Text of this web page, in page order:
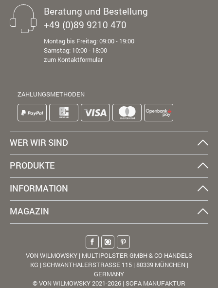
Beratung und Bestellung
+49 (0)89 9210 470
Montag bis Freitag: 09:00 - 19:00
Samstag: 10:00 - 18:00
zum Kontaktformular
ZAHLUNGSMETHODEN
WER WIR SIND
PRODUKTE
INFORMATION
MAGAZIN
VON WILMOWSKY | MULTIPOLSTER GMBH & CO HANDELS
KG | SCHWANTHALERSTRASSE 115 | 80339 MÜNCHEN |
GERMANY
© VON WILMOWSKY 2021-2026 | SOFA MANUFAKTUR